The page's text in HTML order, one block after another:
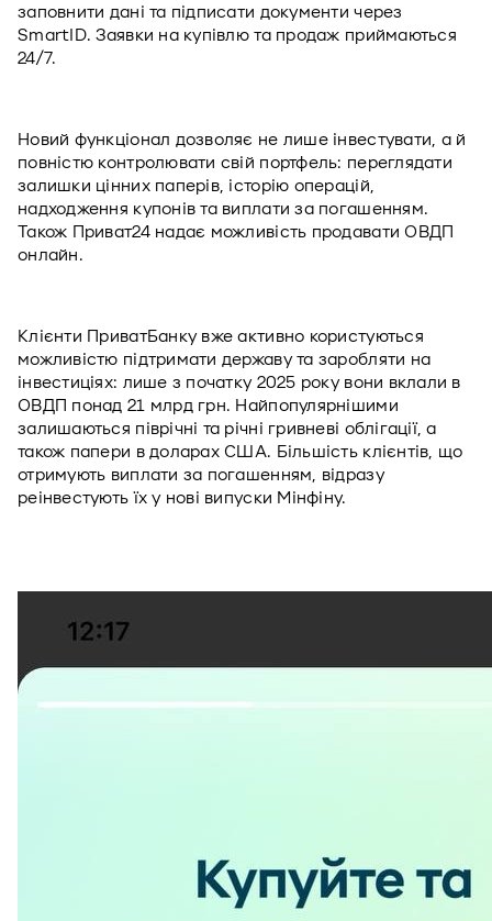
заповнити дані та підписати документи через
SmartID. Заявки на купівлю та продаж приймаються
24/7.
Новий функціонал дозволяє не лише інвестувати, а й
повністю контролювати свій портфель: переглядати
залишки цінних паперів, історію операцій,
надходження купонів та виплати за погашенням.
Також Приват24 надає можливість продавати ОВДП
онлайн.
Клієнти ПриватБанку вже активно користуються
можливістю підтримати державу та заробляти на
інвестиціях: лише з початку 2025 року вони вклали в
ОВДП понад 21 млрд грн. Найпопулярнішими
залишаються піврічні та річні гривневі облігації, а
також папери в доларах США. Більшість клієнтів, що
отримують виплати за погашенням, відразу
реінвестують їх у нові випуски Мінфіну.